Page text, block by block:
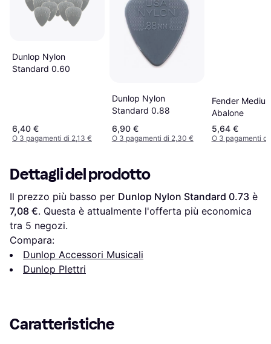
Dunlop Nylon
Standard 0.60
6,40 €
O 3 pagamenti di 2,13 €
Dunlop Nylon
Standard 0.88
6,90 €
O 3 pagamenti di 2,30 €
Fender
Abalone
5,64 €
O 3 pagamenti di
Dettagli del prodotto
Il prezzo più basso per Dunlop Nylon Standard 0.73
7,08 €. Questa è attualmente l'offerta più economica
tra 5 negozi.
Compara:
Dunlop Accessori Musicali
Dunlop Plettri
Caratteristiche